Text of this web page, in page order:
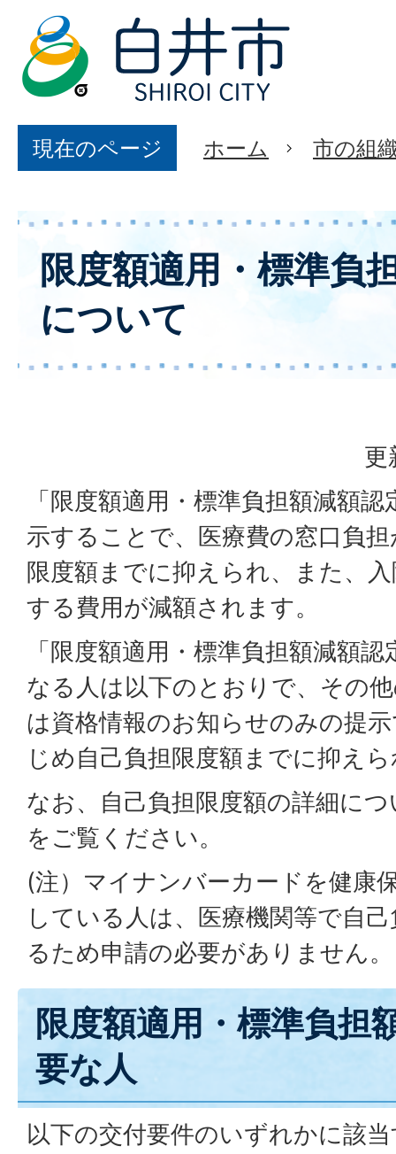
現在のページ ホーム 市の組
限度額適用・標準負
について
更
「限度額適用・標準負担額減額
示することで、医療費の窓口負
限度額までに抑えられ、また、
する費用が減額されます。
「限度額適用・標準負担額減額
なる人は以下のとおりで、その
は資格情報のお知らせのみの提
じめ自己負担限度額までに抑え
なお、自己負担限度額の詳細に
をご覧ください。
(注）マイナンバーカードを健康
している人は、医療機関等で自
るため申請の必要がありません。
限度額適用・標準負担
要な人
以下の交付要件のいずれかに該